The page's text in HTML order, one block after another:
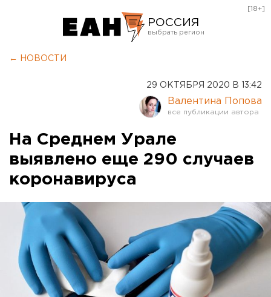
РОССИЯ
Курган
Оренбург
[18+]
← НОВОСТИ
29 ОКТЯБРЯ 2020 В 13:42
Валентина Попова
На Среднем Урале
выявлено еще 290 случаев
коронавируса